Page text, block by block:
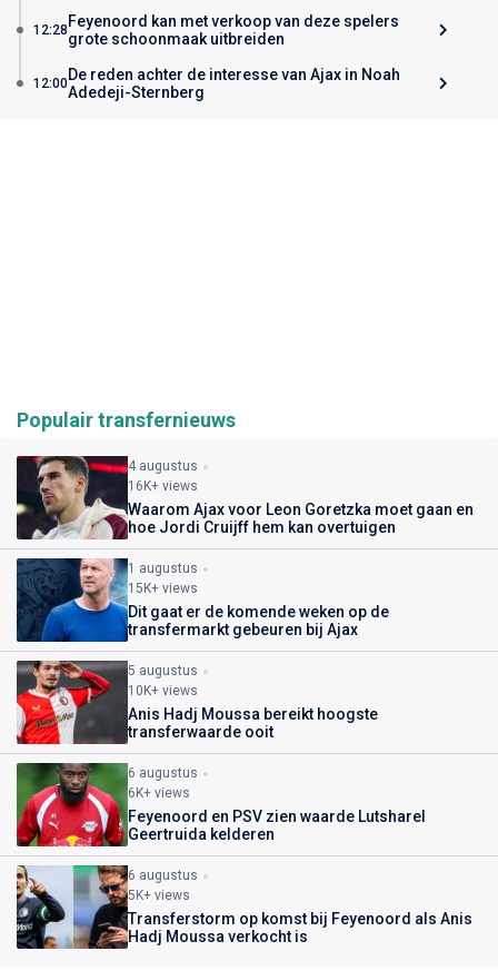
12:28 Feyenoord kan met verkoop van deze spelers
grote schoonmaak uitbreiden
12:00De reden achter de interesse van Ajax in Noah
Adedeji-Sternberg
Populair transfernieuws
4 augustus
16K+ views
Waarom Ajax voor Leon Goretzka moet gaan en
hoe Jordi Cruijff hem kan overtuigen
1 augustus
15K+ views
Dit gaat er de komende weken op de
transfermarkt gebeuren bij Ajax
5 augustus
10K+ views
Anis Hadj Moussa bereikt hoogste
transferwaarde ooit
6 augustus
6K+ views
Feyenoord en PSV zien waarde Lutsharel
Geertruida kelderen
6 augustus
5K+ views
Transferstorm op komst bij Feyenoord als Anis
Hadj Moussa verkocht is